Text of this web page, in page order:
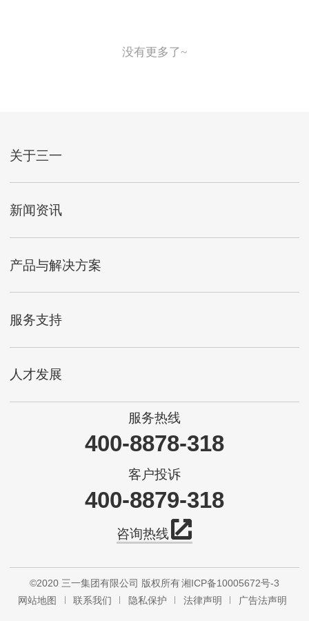
没有更多了~
关于三一
新闻资讯
产品与解决方案
服务支持
人才发展
服务热线
400-8878-318
客户投诉
400-8879-318
咨询热线
©2020 三一集团有限公司 版权所有湘ICP备10005672号-3
网站地图
联系我们 隐私保护 法律声明 广告法声明